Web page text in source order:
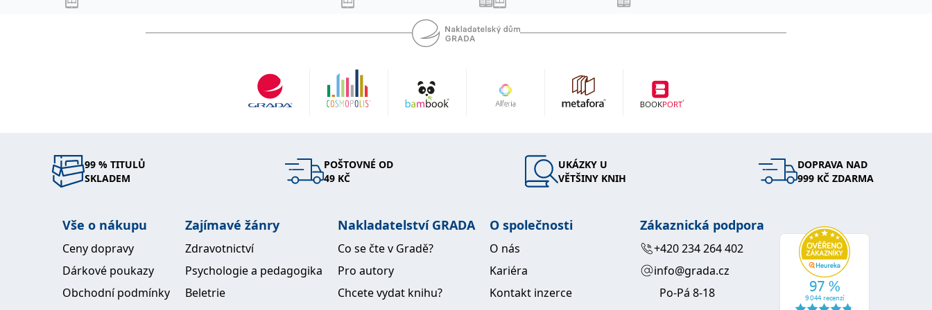
99 % TITULŮ
SKLADEM
POŠTOVNÉ OD
49 KČ
UKÁZKY U
VĚTŠINY KNIH
DOPRAVA NAD
999 KČ ZDARMA
Vše o nákupu
Ceny dopravy
Dárkové poukazy
Obchodní podmínky
Zajímavé žánry
Zdravotnictví
Psychologie a pedagogika
Beletrie
Nakladatelství GRADA
Co se čte v Gradě?
Pro autory
Chcete vydat knihu?
O společnosti
O nás
Kariéra
Kontakt inzerce
Zákaznická podpora
+420 234 264 402
info@grada.cz
Po-Pá 8-18